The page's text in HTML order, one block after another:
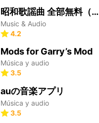
昭和歌謡曲 全部無料（2千曲収録
Music & Audio
4.2
Mods for Garry’s Mod
Música y audio
3.5
auの音楽アプリ
Música y audio
3.5